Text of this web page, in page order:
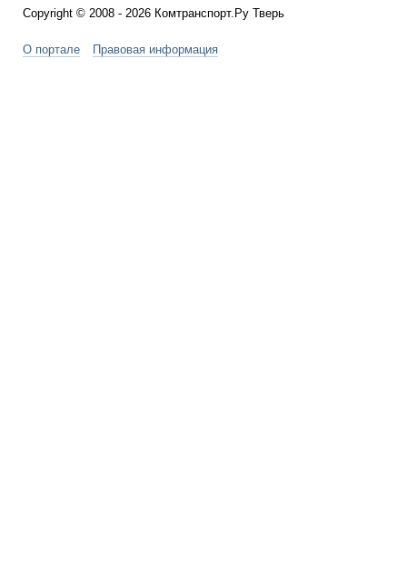
Copyright © 2008 - 2026 Комтранспорт.Ру Тверь
О портале Правовая информация